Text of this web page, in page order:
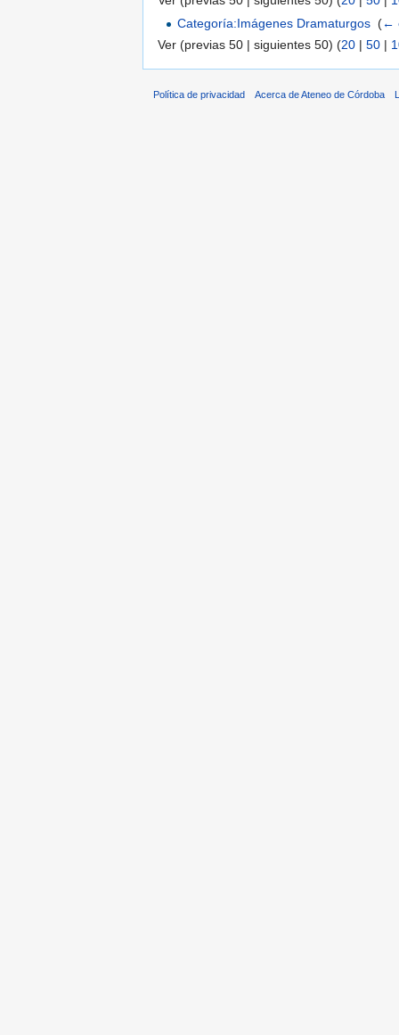
Categoría:Imágenes Dramaturgos (←
Ver (previas 50 | siguientes 50) (20 | 50 |
Política de privacidad Acerca de Ateneo de Córdoba